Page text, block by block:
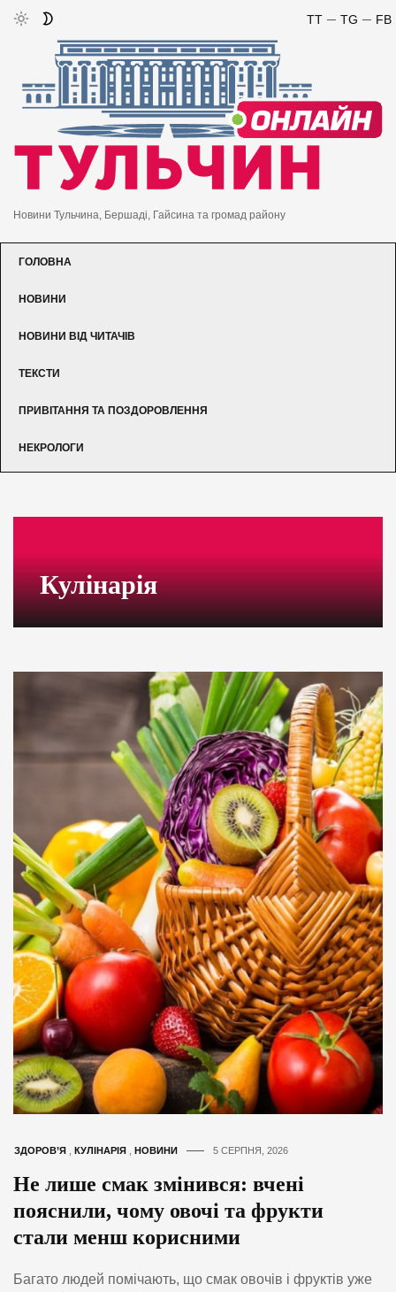
FB
TG
TT
Новини Тульчина, Бершаді, Гайсина та громад району
ГОЛОВНА
НОВИНИ
НОВИНИ ВІД ЧИТАЧІВ
ТЕКСТИ
ПРИВІТАННЯ ТА ПОЗДОРОВЛЕННЯ
НЕКРОЛОГИ
Кулінарія
ЗДОРОВ’Я КУЛІНАРІЯ НОВИНИ 5 СЕРПНЯ, 2026
Не лише смак змінився: вчені
пояснили, чому овочі та фрукти
стали менш корисними
Багато людей помічають, що смак овочів і фруктів уже